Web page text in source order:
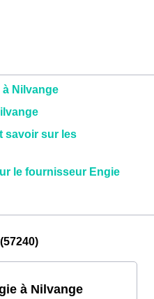
à Nilvange
savoir sur les
le fournisseur Engie
à Nilvange